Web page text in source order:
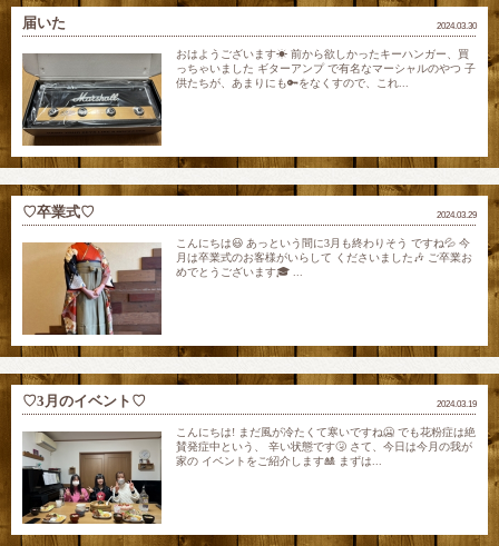
2024.03.30
届いた
おはようございます☀ 前から欲しかったキーハンガー、買
っちゃいました ギターアンプ で有名なマーシャルのやつ 子
供たちが、あまりにも🔑をなくすので、これ...
2024.03.29
♡卒業式♡
こんにちは😃 あっという間に3月も終わりそう ですね💦 今
月は卒業式のお客様がいらして くださいました🎶 ご卒業お
めでとうございます🎓 ...
2024.03.19
♡3月のイベント♡
こんにちは! まだ風が冷たくて寒いですね🥶 でも花粉症は絶
賛発症中という、 辛い状態です🤧 さて、今日は今月の我が
家の イベントをご紹介します🎎 まずは...